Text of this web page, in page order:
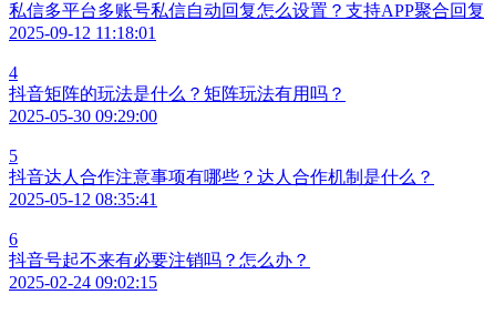
私信多平台多账号私信自动回复怎么设置？支持APP聚合回复
2025-09-12 11:18:01
4
抖音矩阵的玩法是什么？矩阵玩法有用吗？
2025-05-30 09:29:00
5
抖音达人合作注意事项有哪些？达人合作机制是什么？
2025-05-12 08:35:41
6
抖音号起不来有必要注销吗？怎么办？
2025-02-24 09:02:15